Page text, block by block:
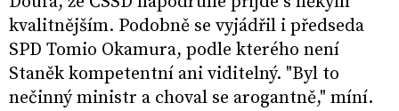
kvalitnějším. Podobně se vyjádřil i předseda
SPD Tomio Okamura, podle kterého není
Staněk kompetentní ani viditelný. "Byl to
nečinný ministr a choval se arogantně," míní.